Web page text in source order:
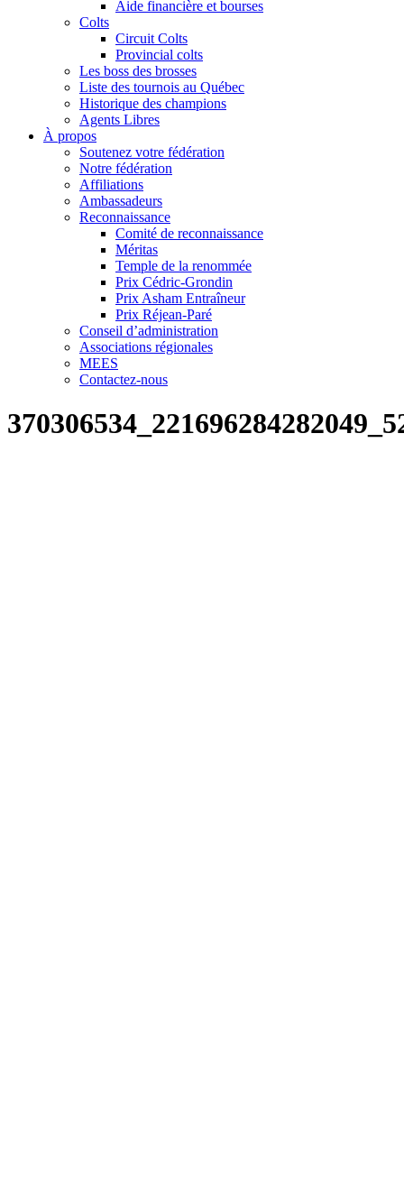
Aide financière et bourses
Colts
Circuit Colts
Provincial colts
Les boss des brosses
Liste des tournois au Québec
Historique des champions
Agents Libres
À propos
Soutenez votre fédération
Notre fédération
Affiliations
Ambassadeurs
Reconnaissance
Comité de reconnaissance
Méritas
Temple de la renommée
Prix Cédric-Grondin
Prix Asham Entraîneur
Prix Réjean-Paré
Conseil d’administration
Associations régionales
MEES
Contactez-nous